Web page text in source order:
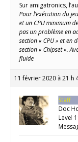
Sur amigatronics,
Pour l’exécution du
et un CPU minimum
pas un problème en
section « CPU » et en
section « Chipset ».
fluide
11 février 2020 à 21 h
Staff
Doc
Level